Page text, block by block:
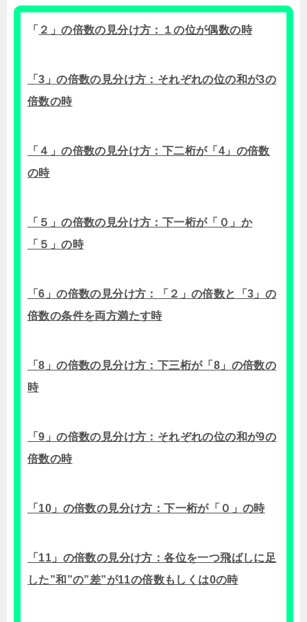
「 ２」の倍数の見分け方：１の位が偶数の時
「3」の倍数の見分け方：それぞれの位の和が3の
倍数の時
「４」の倍数の見分け方：下二桁が「4」の倍数
の時
「５」の倍数の見分け方：下一桁が「０」か
「５」の時
「6」の倍数の見分け方：「２」の倍数と「3」の
倍数の条件を両方満たす時
「8」の倍数の見分け方：下三桁が「8」の倍数の
時
「9」の倍数の見分け方：それぞれの位の和が9の
倍数の時
「10」の倍数の見分け方：下一桁が「０」の時
「11」の倍数の見分け方：各位を一つ飛ばしに足
した”和”の”差”が11の倍数もしくは0の時